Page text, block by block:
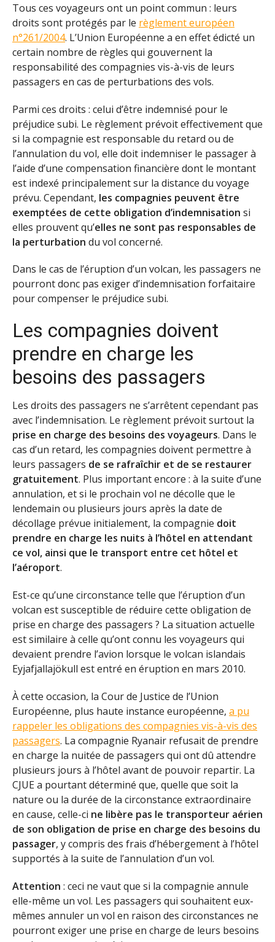
Tous ces voyageurs ont un point commun : leurs
droits sont protégés par le règlement européen
n°261/2004. L’Union Européenne a en effet édicté un
certain nombre de règles qui gouvernent la
responsabilité des compagnies vis-à-vis de leurs
passagers en cas de perturbations des vols.
Parmi ces droits : celui d’être indemnisé pour le
préjudice subi. Le règlement prévoit effectivement que
si la compagnie est responsable du retard ou de
l’annulation du vol, elle doit indemniser le passager à
l’aide d’une compensation financière dont le montant
est indexé principalement sur la distance du voyage
prévu. Cependant, les compagnies peuvent être
exemptées de cette obligation d’indemnisation si
elles prouvent qu’elles ne sont pas responsables de
la perturbation du vol concerné.
Dans le cas de l’éruption d’un volcan, les passagers ne
pourront donc pas exiger d’indemnisation forfaitaire
pour compenser le préjudice subi.
Les compagnies doivent
prendre en charge les
besoins des passagers
Les droits des passagers ne s’arrêtent cependant pas
avec l’indemnisation. Le règlement prévoit surtout la
prise en charge des besoins des voyageurs. Dans le
cas d’un retard, les compagnies doivent permettre à
leurs passagers de se rafraîchir et de se restaurer
gratuitement. Plus important encore : à la suite d’une
annulation, et si le prochain vol ne décolle que le
lendemain ou plusieurs jours après la date de
décollage prévue initialement, la compagnie doit
prendre en charge les nuits à l’hôtel en attendant
ce vol, ainsi que le transport entre cet hôtel et
l’aéroport.
Est-ce qu’une circonstance telle que l’éruption d’un
volcan est susceptible de réduire cette obligation de
prise en charge des passagers ? La situation actuelle
est similaire à celle qu’ont connu les voyageurs qui
devaient prendre l’avion lorsque le volcan islandais
Eyjafjallajökull est entré en éruption en mars 2010.
À cette occasion, la Cour de Justice de l’Union
Européenne, plus haute instance européenne, a pu
rappeler les obligations des compagnies vis-à-vis des
passagers. La compagnie Ryanair refusait de prendre
en charge la nuitée de passagers qui ont dû attendre
plusieurs jours à l’hôtel avant de pouvoir repartir. La
CJUE a pourtant déterminé que, quelle que soit la
nature ou la durée de la circonstance extraordinaire
en cause, celle-ci ne libère pas le transporteur aérien
de son obligation de prise en charge des besoins du
passager, y compris des frais d’hébergement à l’hôtel
supportés à la suite de l’annulation d’un vol.
Attention : ceci ne vaut que si la compagnie annule
elle-même un vol. Les passagers qui souhaitent eux-
mêmes annuler un vol en raison des circonstances ne
pourront exiger une prise en charge de leurs besoins